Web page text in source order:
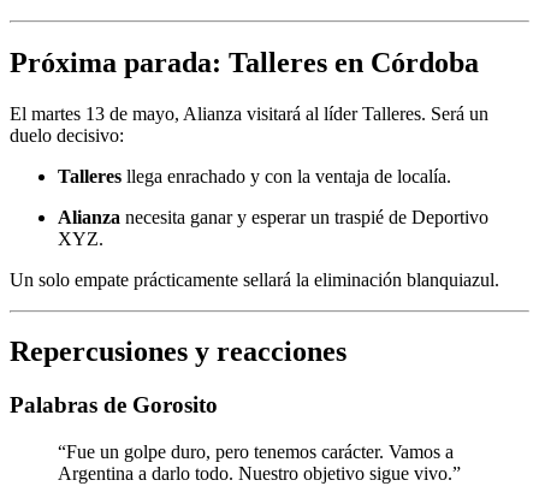
Próxima parada: Talleres en Córdoba
El martes 13 de mayo, Alianza visitará al líder Talleres. Será un
duelo decisivo:
Talleres llega enrachado y con la ventaja de localía.
Alianza necesita ganar y esperar un traspié de Deportivo
XYZ.
Un solo empate prácticamente sellará la eliminación blanquiazul.
Repercusiones y reacciones
Palabras de Gorosito
“Fue un golpe duro, pero tenemos carácter. Vamos a
Argentina a darlo todo. Nuestro objetivo sigue vivo.”